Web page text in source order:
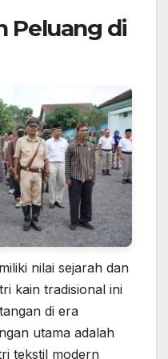
Peluang di
nilai sejarah dan
kain tradisional ini
di era
utama adalah
tekstil modern